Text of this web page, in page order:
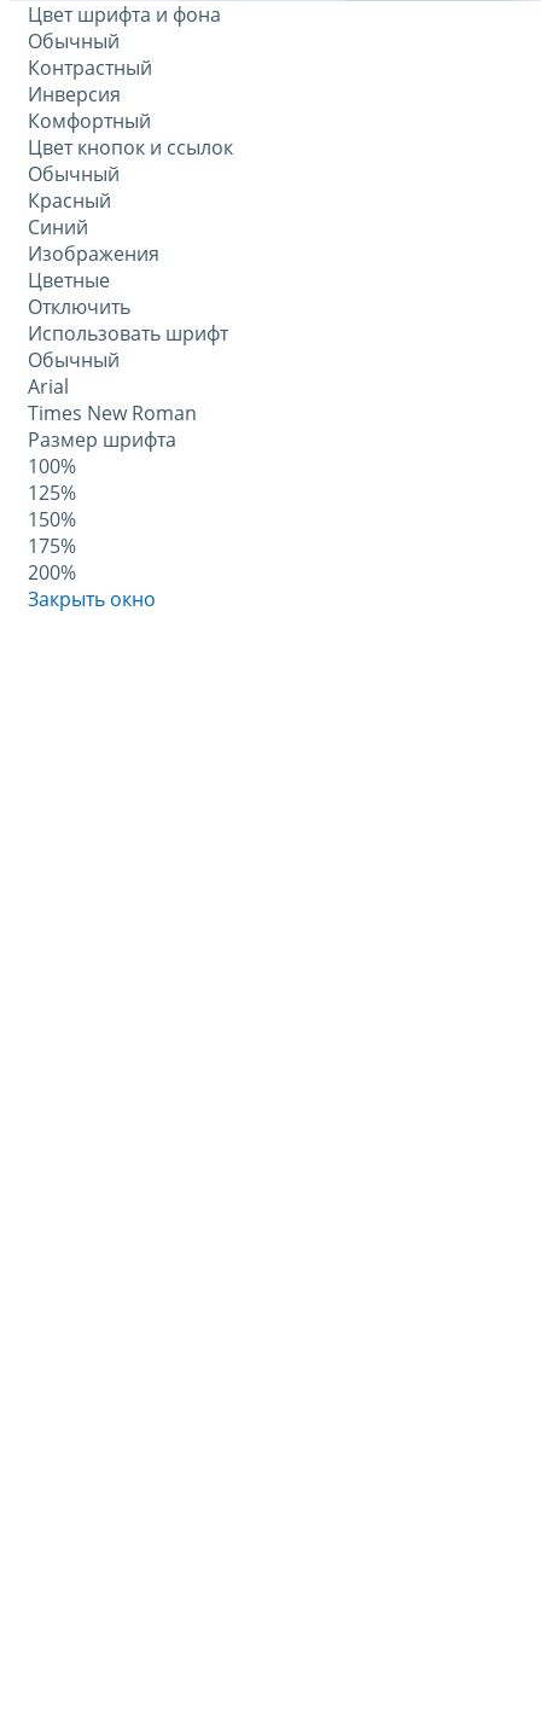
Цвет шрифта и фона
Обычный
Контрастный
Инверсия
Комфортный
Цвет кнопок и ссылок
Обычный
Красный
Синий
Изображения
Цветные
Отключить
Использовать шрифт
Обычный
Arial
Times New Roman
Размер шрифта
100%
125%
150%
175%
200%
Закрыть окно